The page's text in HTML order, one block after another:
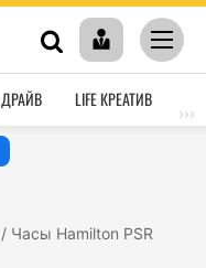
ДРАЙВ LIFE КРЕАТИВ
›››
/ Часы Hamilton PSR